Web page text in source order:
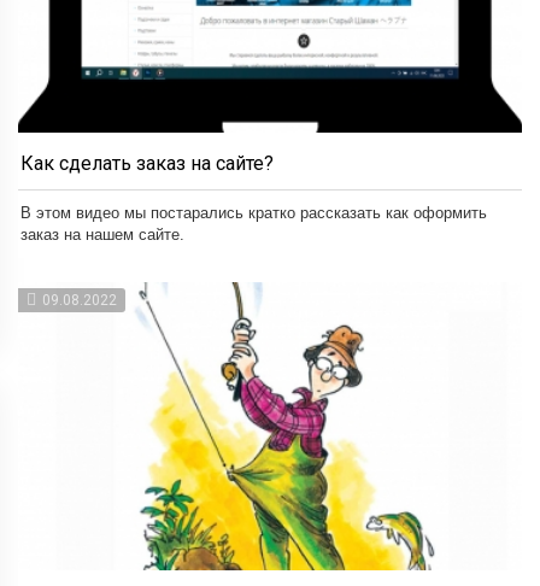
Как сделать заказ на сайте?
В этом видео мы постарались кратко рассказать как оформить
заказ на нашем сайте.
09.08.2022